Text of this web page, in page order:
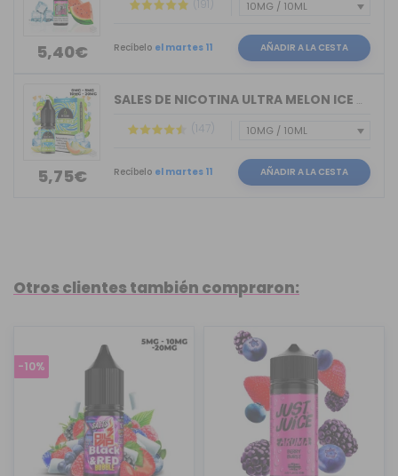
5,40€
(191)
Recíbelo el martes 11 AÑADIR A LA CESTA
5,75€
SALES DE NICOTINA ULTRA MELON ICE BAR...
(147)
Recíbelo el martes 11 AÑADIR A LA CESTA
Otros clientes también compraron:
-10%